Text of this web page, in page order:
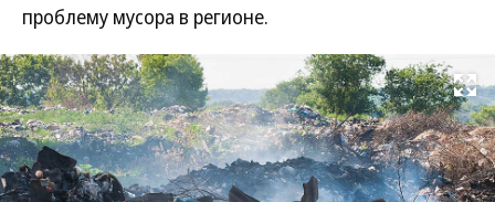
проблему мусора в регионе.
Развернуть